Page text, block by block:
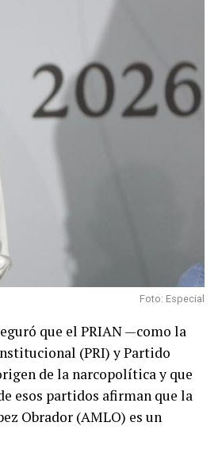
Foto: Especial
que el PRIAN —como la
(PRI) y Partido
de la narcopolítica y que
esos partidos afirman que la
Obrador (AMLO) es un